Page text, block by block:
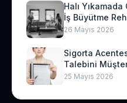
Halı
İş Büyütme
26 Mayıs 2026
Sigorta
Talebini
25 Mayıs 2026